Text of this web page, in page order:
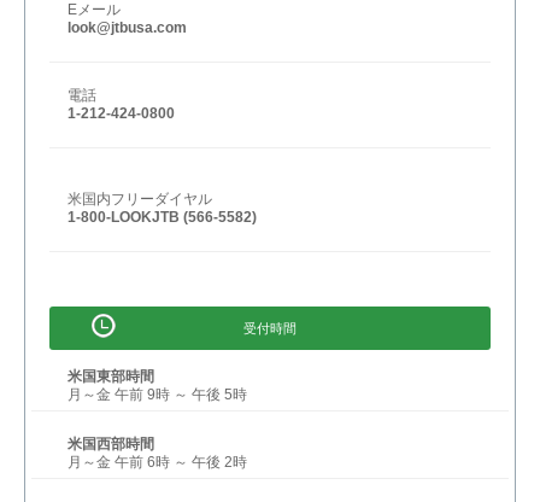
Eメール
look@jtbusa.com
電話
1-212-424-0800
米国内フリーダイヤル
1-800-LOOKJTB (566-5582)
受付時間
米国東部時間
月～金 午前 9時 ～ 午後 5時
米国西部時間
月～金 午前 6時 ～ 午後 2時